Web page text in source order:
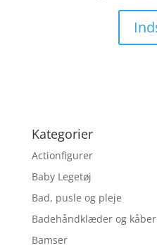
Kategorier
Actionfigurer
Baby Legetøj
Bad, pusle og pleje
Badehåndklæder og kåber
Bamser